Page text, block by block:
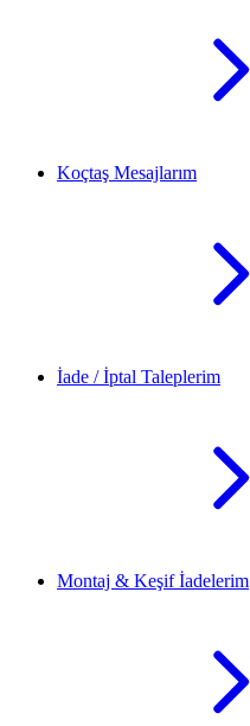
Koçtaş Mesajlarım
İade / İptal Taleplerim
Montaj & Keşif İadelerim